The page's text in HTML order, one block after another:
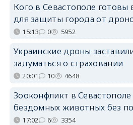
Кого в Севастополе готовы
для защиты города от
15:13 0 5952
Украинские дроны
задуматься о страховании
20:01 10 4648
Зооконфликт в
бездомных животных без
17:02 6 3354